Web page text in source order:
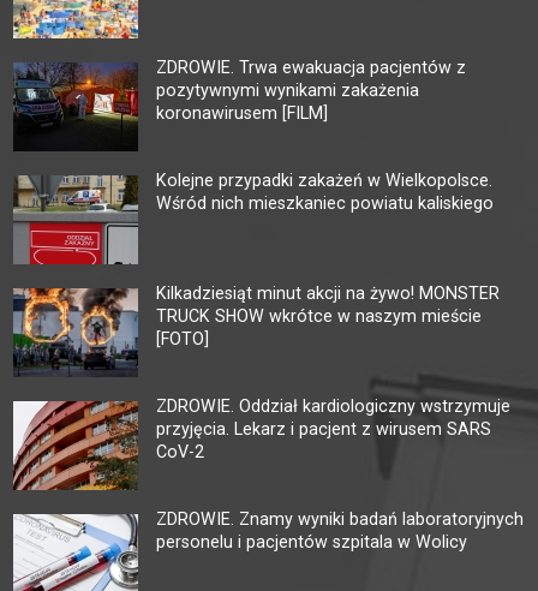
ZDROWIE. Trwa ewakuacja pacjentów z
pozytywnymi wynikami zakażenia
koronawirusem [FILM]
Kolejne przypadki zakażeń w Wielkopolsce.
Wśród nich mieszkaniec powiatu kaliskiego
Kilkadziesiąt minut akcji na żywo! MONSTER
TRUCK SHOW wkrótce w naszym mieście
[FOTO]
ZDROWIE. Oddział kardiologiczny wstrzymuje
przyjęcia. Lekarz i pacjent z wirusem SARS
CoV-2
ZDROWIE. Znamy wyniki badań laboratoryjnych
personelu i pacjentów szpitala w Wolicy